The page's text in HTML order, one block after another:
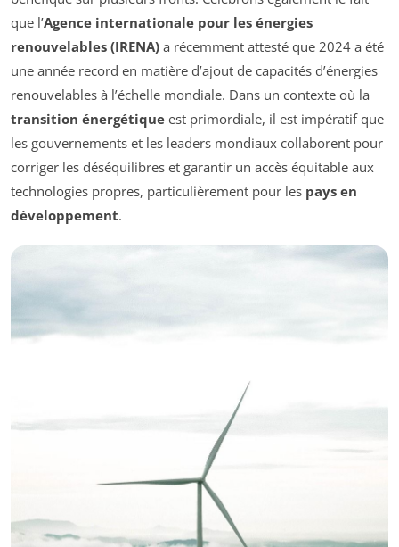
que l’Agence internationale pour les énergies
renouvelables (IRENA) a récemment attesté que 2024 a été
une année record en matière d’ajout de capacités d’énergies
renouvelables à l’échelle mondiale. Dans un contexte où la
transition énergétique est primordiale, il est impératif que
les gouvernements et les leaders mondiaux collaborent pour
corriger les déséquilibres et garantir un accès équitable aux
technologies propres, particulièrement pour les pays en
développement.